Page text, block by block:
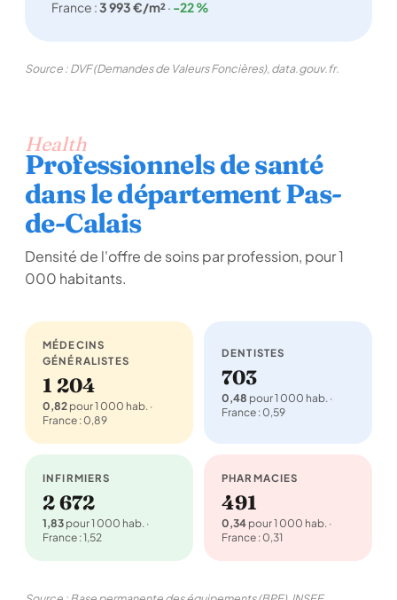
France :3 993 €/m²· -22 %
Source : DVF (Demandes de Valeurs Foncières), data.gouv.fr.
Health
Professionnels de santé
dans le département Pas-
de-Calais
Densité de l'offre de soins par profession, pour 1
000 habitants.
MÉDECINS
GÉNÉRALISTES
1 204
0,82 pour 1 000 hab. ·
France : 0,89
DENTISTES
703
0,48 pour 1 000 hab. ·
France : 0,59
INFIRMIERS
2 672
1,83 pour 1 000 hab. ·
France : 1,52
PHARMACIES
491
0,34 pour 1 000 hab. ·
France : 0,31